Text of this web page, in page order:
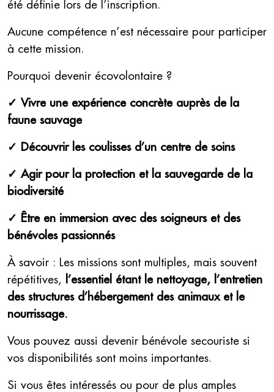
été définie lors de l’inscription.
Aucune compétence n’est nécessaire pour participer
à cette mission.
Pourquoi devenir écovolontaire ?
✓ Vivre une expérience concrète auprès de la
faune sauvage
✓ Découvrir les coulisses d’un centre de soins
✓ Agir pour la protection et la sauvegarde de la
biodiversité
✓ Être en immersion avec des soigneurs et des
bénévoles passionnés
À savoir : Les missions sont multiples, mais souvent
répétitives, l’essentiel étant le nettoyage, l’entretien
des structures d’hébergement des animaux et le
nourrissage.
Vous pouvez aussi devenir bénévole secouriste si
vos disponibilités sont moins importantes.
Si vous êtes intéressés ou pour de plus amples